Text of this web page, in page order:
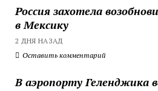
Россия захотела
в Мексику
2 ДНЯ НАЗАД
Оставить комментарий
В аэропорту Геленджика